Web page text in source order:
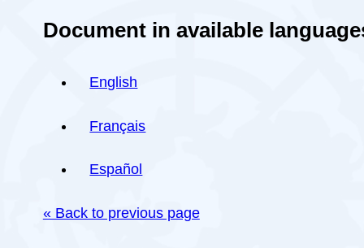
Document in available
English
Français
Español
« Back to previous page